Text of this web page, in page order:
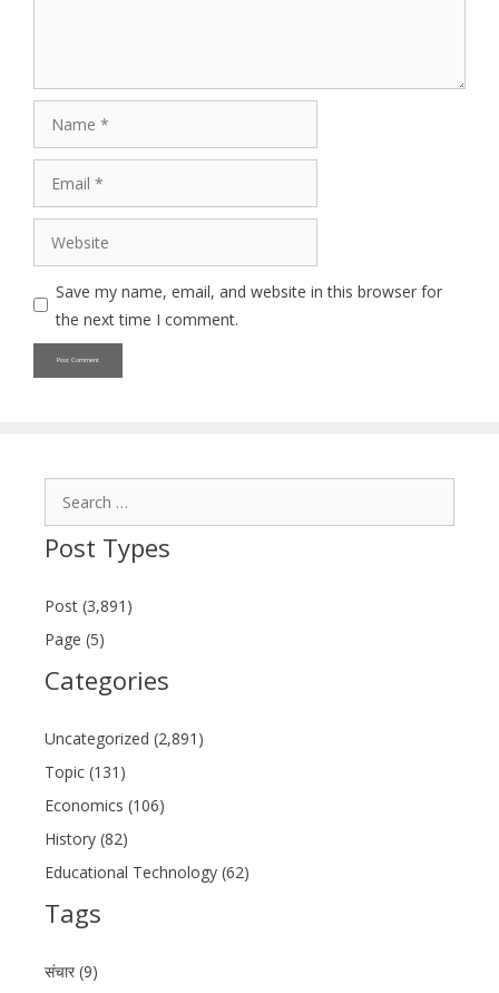
Save my name, email, and website in this browser for
the next time I comment.
Post Types
Post (3,891)
Page (5)
Categories
Uncategorized (2,891)
Topic (131)
Economics (106)
History (82)
Educational Technology (62)
Tags
संचार (9)